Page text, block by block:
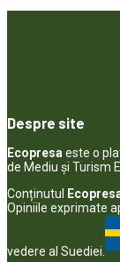
Despre site
Ecopresa este o
de Mediu și Turism
Conținutul
Opiniile exprimate
vedere al Suediei.